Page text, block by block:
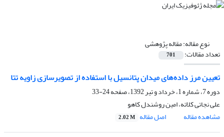
نوع مقاله:مقاله پژوهشی‌
تعداد مقالات: 701
تعیین مرز داده‌های میدان پتانسیل با استفاده از تصویرسازی زاویه تتا
دوره 7، شماره 1، خرداد و تیر 1392، صفحه
24-33
علی نجاتی کلاته، امین روشندل کاهو
مشاهده مقاله
اصل مقاله 2.02 M